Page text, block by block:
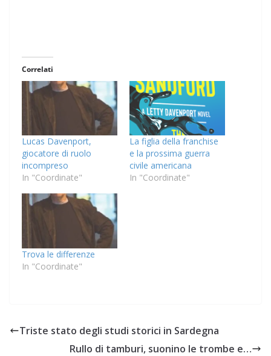
Correlati
Lucas Davenport,
giocatore di ruolo
incompreso
In "Coordinate"
La figlia della franchise
e la prossima guerra
civile americana
In "Coordinate"
Trova le differenze
In "Coordinate"
Triste stato degli studi storici in Sardegna
Rullo di tamburi, suonino le trombe e…